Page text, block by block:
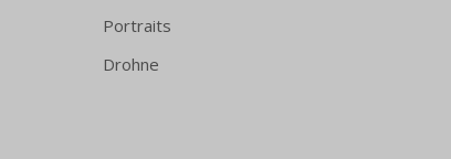
Portraits
Drohne